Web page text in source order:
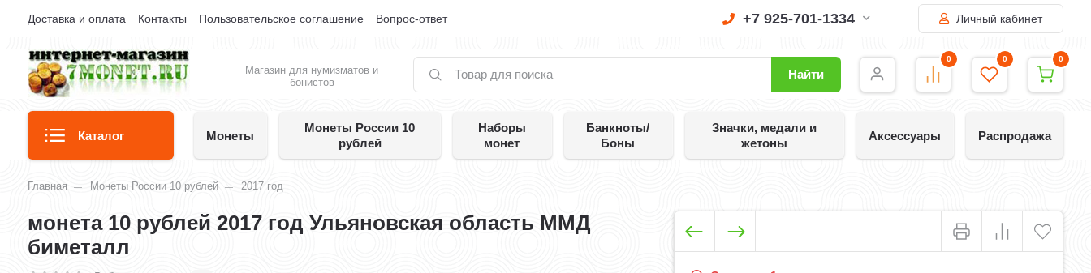
Доставка и оплата Контакты Пользовательское соглашение Вопрос-ответ +7 925-701-1334 Личный кабинет
Магазин для нумизматов и
бонистов
Найти
0 0 0
Каталог Монеты
Монеты России 10
рублей
Наборы
монет
Банкноты/
Боны
Значки, медали и
жетоны
Аксессуары Распродажа
Главная Монеты России 10 рублей 2017 год
монета 10 рублей 2017 год Ульяновская область ММД
биметалл